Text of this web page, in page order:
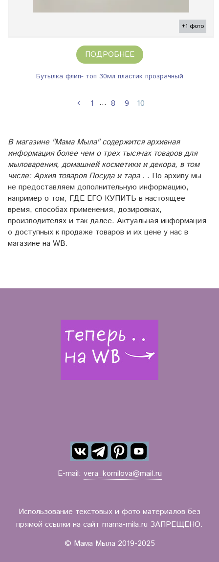
+1 фото
ПОДРОБНЕЕ
Бутылка флип- топ 30мл пластик прозрачный
1 … 8 9 10
В магазине "Мама Мыла" содержится архивная
информация более чем о трех тысячах товаров для
мыловарения, домашней косметики и декора, в том
числе: Архив товаров Посуда и тара . . По архиву мы
не предоставляем дополнительную информацию,
например о том, ГДЕ ЕГО КУПИТЬ в настоящее
время, способах применения, дозировках,
производителях и так далее. Актуальная информация
о доступных к продаже товаров и их цене у нас в
магазине на WB.
E-mail: vera_kornilova@mail.ru
Использование текстовых и фото материалов без
прямой ссылки на сайт mama-mila.ru ЗАПРЕЩЕНО.
© Мама Мыла 2019-2025